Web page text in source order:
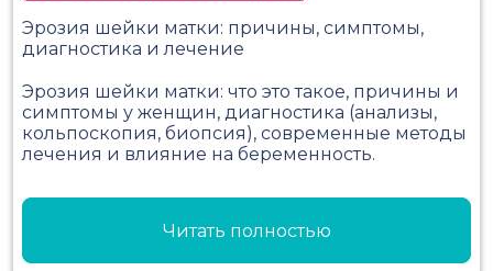
Эрозия шейки матки: причины, симптомы,
диагностика и лечение
Эрозия шейки матки: что это такое, причины и
симптомы у женщин, диагностика (анализы,
кольпоскопия, биопсия), современные методы
лечения и влияние на беременность.
Читать полностью